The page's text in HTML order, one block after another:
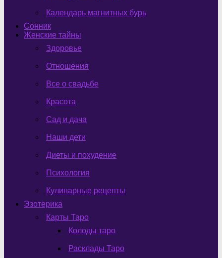
Календарь магнитных бурь
Сонник
Женские тайны
Здоровье
Отношения
Все о свадьбе
Красота
Сад и дача
Наши дети
Диеты и похудение
Психология
Кулинарные рецепты
Эзотерика
Карты Таро
Колоды таро
Расклады Таро